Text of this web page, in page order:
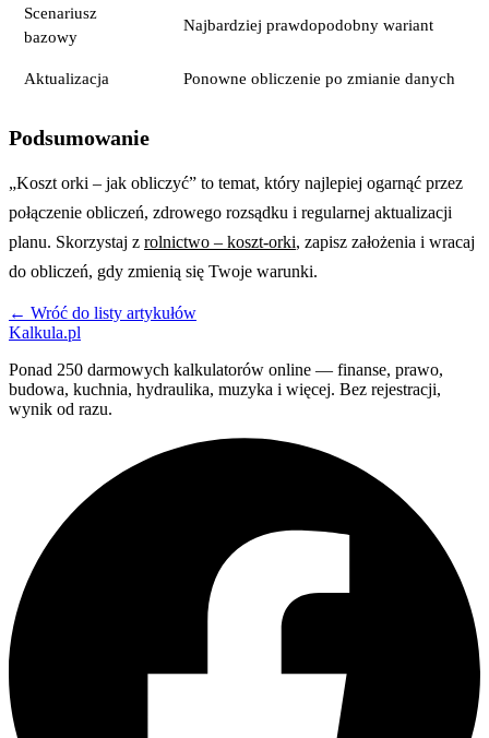
Scenariusz
bazowy
Najbardziej prawdopodobny wariant
Aktualizacja Ponowne obliczenie po zmianie danych
Podsumowanie
„Koszt orki – jak obliczyć” to temat, który najlepiej ogarnąć przez
połączenie obliczeń, zdrowego rozsądku i regularnej aktualizacji
planu. Skorzystaj z rolnictwo – koszt-orki, zapisz założenia i wracaj
do obliczeń, gdy zmienią się Twoje warunki.
← Wróć do listy artykułów
Kalkula.pl
Ponad 250 darmowych kalkulatorów online — finanse, prawo,
budowa, kuchnia, hydraulika, muzyka i więcej. Bez rejestracji,
wynik od razu.